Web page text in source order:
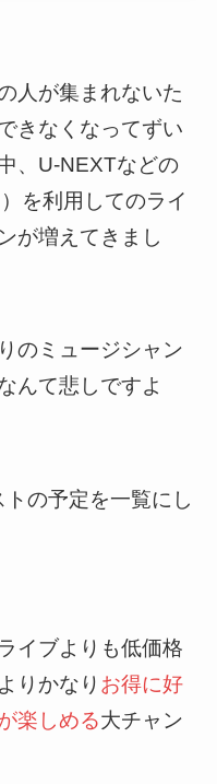
人が集まれないた
きなくなってずい
、U-NEXTなどの
を利用してのライ
が増えてきまし
のミュージシャン
んて悲しですよ
の予定を一覧にし
イブよりも低価格
りかなり お得に好
楽しめる大チャン